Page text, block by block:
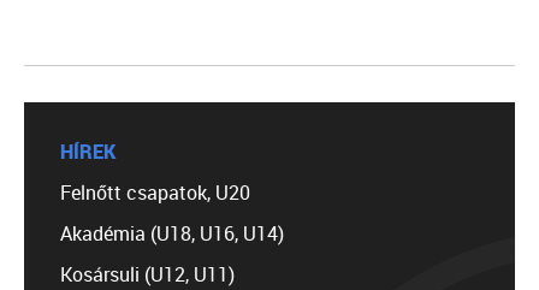
HÍREK
Felnőtt csapatok, U20
Akadémia (U18, U16, U14)
Kosársuli (U12, U11)